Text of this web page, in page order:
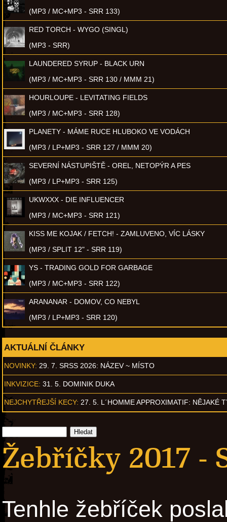
(MP3 / MC+MP3 - SRR 133)
RED TORCH - WYGO (SINGL)
(MP3 - SRR)
LAUNDERED SYRUP - BLACK URN
(MP3 / MC+MP3 - SRR 130 / MMM 21)
HOURLOUPE - LEVITATING FIELDS
(MP3 / MC+MP3 - SRR 128)
PLANETY - MÁME RUCE HLUBOKO VE VODÁCH
(MP3 / LP+MP3 - SRR 127 / MMM 20)
SEVERNÍ NÁSTUPIŠTĚ - OREL, NETOPÝR A PES
(MP3 / LP+MP3 - SRR 125)
UKWXXX - DIE INFLUENCER
(MP3 / MC+MP3 - SRR 121)
KISS ME KOJAK / FETCH! - ZAMLUVENO, VÍC LÁSKY
(MP3 / SPLIT 12" - SRR 119)
YS - TRADING GOLD FOR GARBAGE
(MP3 / MC+MP3 - SRR 122)
ARANANAR - DOMOV, CO NEBYL
(MP3 / LP+MP3 - SRR 120)
AKTUÁLNÍ ČLÁNKY
NOVINKY: 29. 7. SRSS 2026: NÁZEV ~ MÍSTO
INKVIZICE: 31. 5. DOMINIK DUKA
NEJCHYTŘEJŠÍ KECY: 27. 5. L´HOMME APPROXIMATIF: NĚJAKÉ
Žebříčky 2017 -
Tenhle žebříček